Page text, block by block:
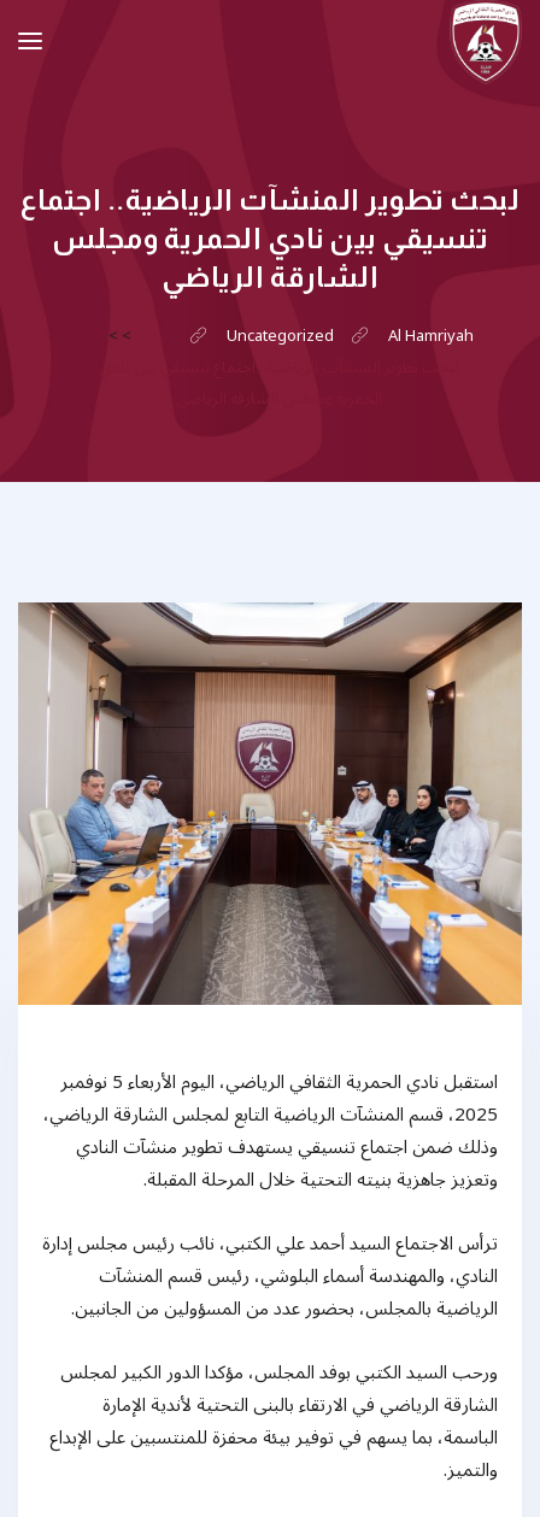
لبحث تطوير المنشآت الرياضية.. اجتماع
تنسيقي بين نادي الحمرية ومجلس
الشارقة الرياضي
Al Hamriyah
> Uncategorized
>
لبحث تطوير المنشآت الرياضية.. اجتماع تنسيقي بين نادي
استقبل نادي الحمرية الثقافي الرياضي، اليوم الأربعاء 5 نوفمبر
2025، قسم المنشآت الرياضية التابع لمجلس الشارقة الرياضي،
وذلك ضمن اجتماع تنسيقي يستهدف تطوير منشآت النادي
وتعزيز جاهزية بنيته التحتية خلال المرحلة المقبلة.
ترأس الاجتماع السيد أحمد علي الكتبي، نائب رئيس مجلس إدارة
النادي، والمهندسة أسماء البلوشي، رئيس قسم المنشآت
الرياضية بالمجلس، بحضور عدد من المسؤولين من الجانبين.
ورحب السيد الكتبي بوفد المجلس، مؤكدا الدور الكبير لمجلس
الشارقة الرياضي في الارتقاء بالبنى التحتية لأندية الإمارة
الباسمة، بما يسهم في توفير بيئة محفزة للمنتسبين على الإبداع
والتميز.